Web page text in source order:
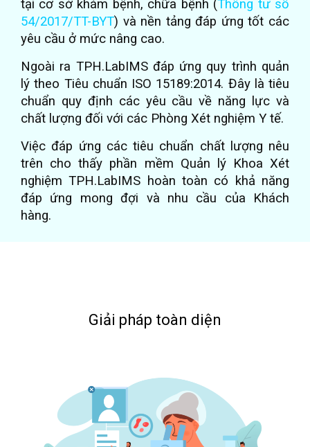
tại cơ sở khám bệnh, chữa bệnh (Thông tư số
54/2017/TT-BYT) và nền tảng đáp ứng tốt các
yêu cầu ở mức nâng cao.
Ngoài ra TPH.LabIMS đáp ứng quy trình quản
lý theo Tiêu chuẩn ISO 15189:2014. Đây là tiêu
chuẩn quy định các yêu cầu về năng lực và
chất lượng đối với các Phòng Xét nghiệm Y tế.
Việc đáp ứng các tiêu chuẩn chất lượng nêu
trên cho thấy phần mềm Quản lý Khoa Xét
nghiệm TPH.LabIMS hoàn toàn có khả năng
đáp ứng mong đợi và nhu cầu của Khách
hàng.
Giải pháp toàn diện